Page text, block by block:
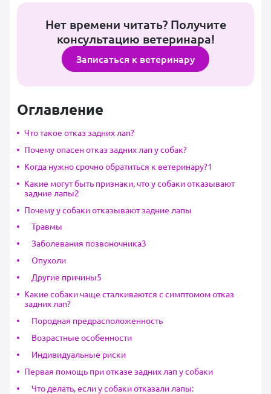
Нет времени читать? Получите
консультацию ветеринара!
Записаться к ветеринару
Оглавление
Что такое отказ задних лап?
Почему опасен отказ задних лап у собак?
Когда нужно срочно обратиться к ветеринару?1
Какие могут быть признаки, что у собаки отказывают
задние лапы2
Почему у собаки отказывают задние лапы
Травмы
Заболевания позвоночника3
Опухоли
Другие причины5
Какие собаки чаще сталкиваются с симптомом отказ
задних лап?
Породная предрасположенность
Возрастные особенности
Индивидуальные риски
Первая помощь при отказе задних лап у собаки
Что делать, если у собаки отказали лапы: